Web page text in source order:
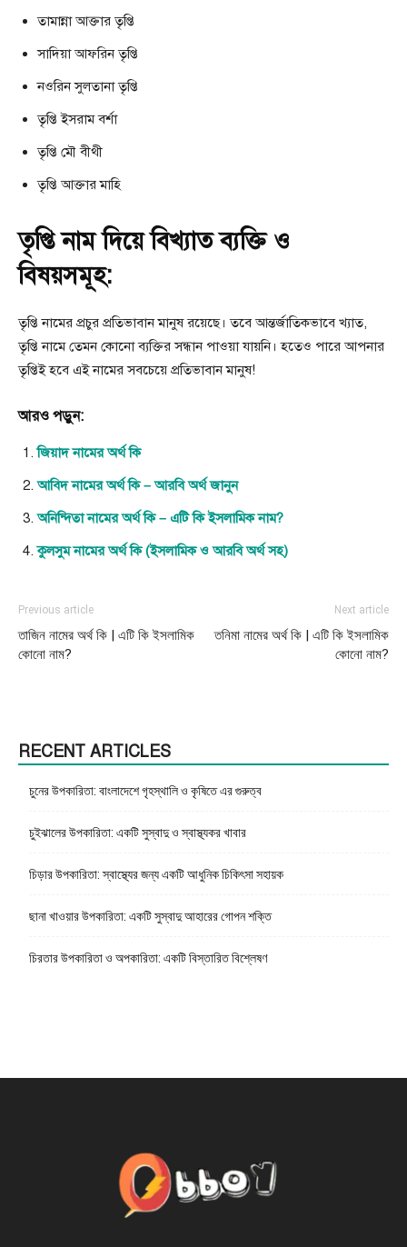
তামান্না আক্তার তৃপ্তি
সাদিয়া আফরিন তৃপ্তি
নওরিন সুলতানা তৃপ্তি
তৃপ্তি ইসরাম বর্শা
তৃপ্তি মৌ বীথী
তৃপ্তি আক্তার মাহি
তৃপ্তি নাম দিয়ে বিখ্যাত ব্যক্তি ও
বিষয়সমূহ:
তৃপ্তি নামের প্রচুর প্রতিভাবান মানুষ রয়েছে। তবে আন্তর্জাতিকভাবে খ্যাত,
তৃপ্তি নামে তেমন কোনো ব্যক্তির সন্ধান পাওয়া যায়নি। হতেও পারে আপনার
তৃপ্তিই হবে এই নামের সবচেয়ে প্রতিভাবান মানুষ!
আরও পড়ুন:
জিয়াদ নামের অর্থ কি
আবিদ নামের অর্থ কি – আরবি অর্থ জানুন
অনিন্দিতা নামের অর্থ কি – এটি কি ইসলামিক নাম?
কুলসুম নামের অর্থ কি (ইসলামিক ও আরবি অর্থ সহ)
Previous article
তাজিন নামের অর্থ কি | এটি কি ইসলামিক
কোনো নাম?
Next article
তনিমা নামের অর্থ কি | এটি কি ইসলামিক
কোনো নাম?
RECENT ARTICLES
চুনের উপকারিতা: বাংলাদেশে গৃহস্থালি ও কৃষিতে এর গুরুত্ব
চুইঝালের উপকারিতা: একটি সুস্বাদু ও স্বাস্থ্যকর খাবার
চিড়ার উপকারিতা: স্বাস্থ্যের জন্য একটি আধুনিক চিকিৎসা সহায়ক
ছানা খাওয়ার উপকারিতা: একটি সুস্বাদু আহারের গোপন শক্তি
চিরতার উপকারিতা ও অপকারিতা: একটি বিস্তারিত বিশ্লেষণ